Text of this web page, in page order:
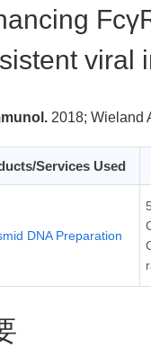
viral
2018; Wieland
Services Used
DNA Preparation